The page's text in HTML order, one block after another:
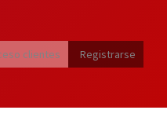
clientes Registrarse